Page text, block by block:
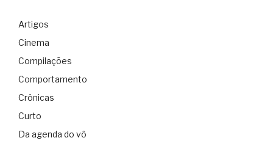
Artigos
Cinema
Compilações
Comportamento
Crônicas
Curto
Da agenda do vô